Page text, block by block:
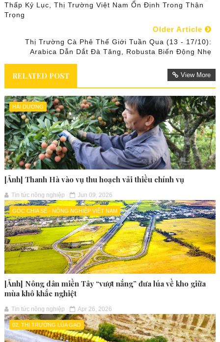
Thấp Kỷ Lục, Thị Trường Việt Nam Ổn Định Trong Thận
Trọng
Older Article
Thị Trường Cà Phê Thế Giới Tuần Qua (13 - 17/10):
Arabica Dẫn Dắt Đà Tăng, Robusta Biến Động Nhẹ
RELATED POST View More
HẢI DƯƠNG
[Ảnh] Thanh Hà vào vụ thu hoạch vải thiều chính vụ
Tin tức nông nghiệp Jun 09, 2026
GÓC CHIA SẺ - NÔNG NGHIỆP VIỆT NAM
[Ảnh] Nông dân miền Tây “vượt nắng” đưa lúa về kho giữa
mùa khô khắc nghiệt
Tin tức nông nghiệp Apr 26, 2026
02. THỊ TRƯỜNG LÚA GẠO